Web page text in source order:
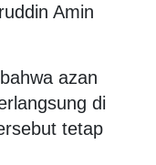
Amin
azan
di
tetap